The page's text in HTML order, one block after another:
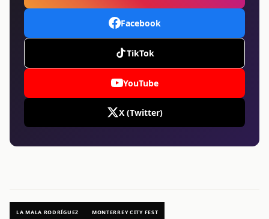
Facebook
TikTok
YouTube
X (Twitter)
LA MALA RODRÍGUEZ MONTERREY CITY FEST